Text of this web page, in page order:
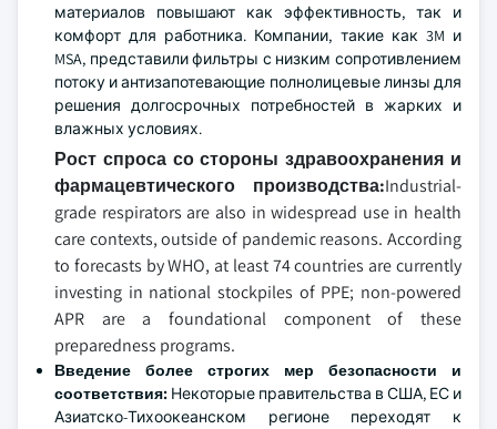
материалов повышают как эффективность, так и
комфорт для работника. Компании, такие как 3M и
MSA, представили фильтры с низким сопротивлением
потоку и антизапотевающие полнолицевые линзы для
решения долгосрочных потребностей в жарких и
влажных условиях.
Рост спроса со стороны здравоохранения и
фармацевтического производства:Industrial-
grade respirators are also in widespread use in health
care contexts, outside of pandemic reasons. According
to forecasts by WHO, at least 74 countries are currently
investing in national stockpiles of PPE; non-powered
APR are a foundational component of these
preparedness programs.
Введение более строгих мер безопасности и
соответствия: Некоторые правительства в США, ЕС и
Азиатско-Тихоокеанском регионе переходят к